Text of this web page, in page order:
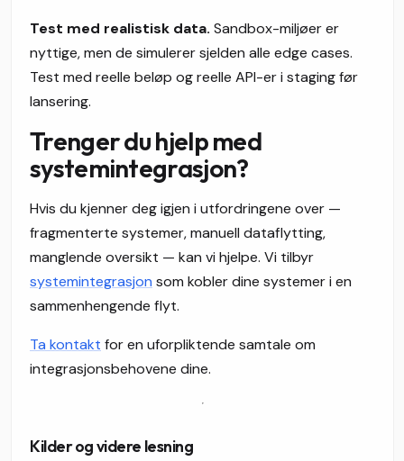
Test med realistisk data. Sandbox-miljøer er
nyttige, men de simulerer sjelden alle edge cases.
Test med reelle beløp og reelle API-er i staging før
lansering.
Trenger du hjelp med
systemintegrasjon?
Hvis du kjenner deg igjen i utfordringene over —
fragmenterte systemer, manuell dataflytting,
manglende oversikt — kan vi hjelpe. Vi tilbyr
systemintegrasjon som kobler dine systemer i en
sammenhengende flyt.
Ta kontakt for en uforpliktende samtale om
integrasjonsbehovene dine.
Kilder og videre lesning